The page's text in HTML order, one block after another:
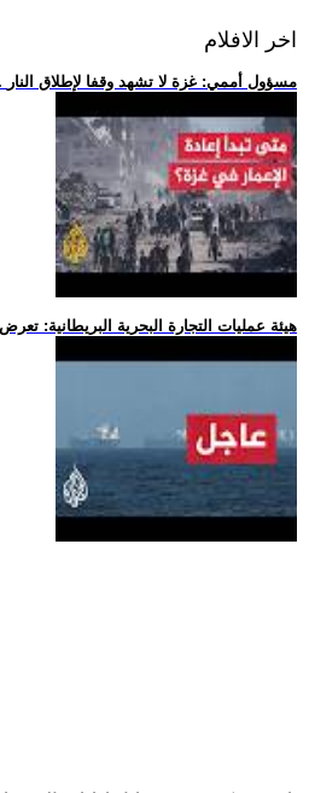
اخر الافلام
.. مسؤول أممي: غزة لا تشهد وقفا لإطلاق النار
.. هيئة عمليات التجارة البحرية البريطانية: